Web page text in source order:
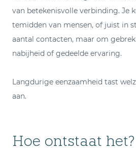
van betekenisvolle verbinding. Je
temidden van mensen, of juist in
aantal contacten, maar om
nabijheid of gedeelde ervaring.
Langdurige eenzaamheid tast
aan.
Hoe ontstaat het?